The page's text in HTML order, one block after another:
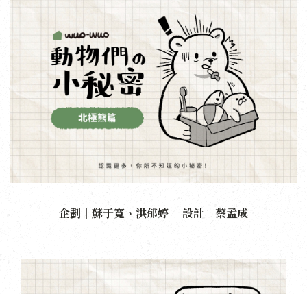
企劃｜蘇于寬、洪郁婷 設計｜蔡孟成